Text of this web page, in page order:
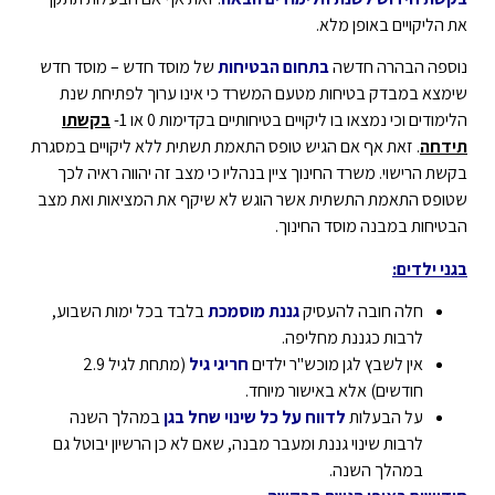
את הליקויים באופן מלא.
נוספה הבהרה חדשהבתחום הבטיחותשל מוסד חדש – מוסד חדש
שימצא במבדק בטיחות מטעם המשרד כי אינו ערוך לפתיחת שנת
הלימודים וכי נמצאו בו ליקויים בטיחותיים בקדימות 0 או 1-
בקשתו
תידחה. זאת אף אם הגיש טופס התאמת תשתית ללא ליקויים במסגרת
בקשת הרישוי. משרד החינוך ציין בנהליו כי מצב זה יהווה ראיה לכך
שטופס התאמת התשתית אשר הוגש לא שיקף את המציאות ואת מצב
הבטיחות במבנה מוסד החינוך.
בגני ילדים:
חלה חובה להעסיקגננת מוסמכתבלבד בכל ימות השבוע,
לרבות כגננת מחליפה.
אין לשבץ לגן מוכש"ר ילדיםחריגי גיל
(מתחת לגיל 2.9
חודשים) אלא באישור מיוחד.
על הבעלותלדווח על כל שינוי שחל בגןבמהלך השנה
לרבות שינוי גננת ומעבר מבנה, שאם לא כן הרשיון יבוטל גם
במהלך השנה.